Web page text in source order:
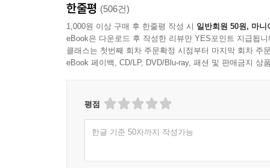
한줄평 (506건)
1,000원 이상 구매 후 한줄평 작성 시 일반회원 50원, 마니
eBook은 다운로드 후 작성한 리뷰만 YES포인트 지급됩니
클래스는 첫번째 회차 주문확정 시점부터 마지막 회차 주
eBook 페이백, CD/LP, DVD/Blu-ray, 패션 및 판매금지 상
평점
한글 기준 50자까지 작성가능